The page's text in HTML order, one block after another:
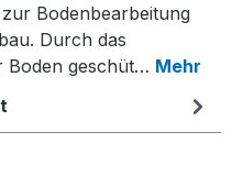
Bodenbearbeitung
Durch das
Boden geschüt… Mehr